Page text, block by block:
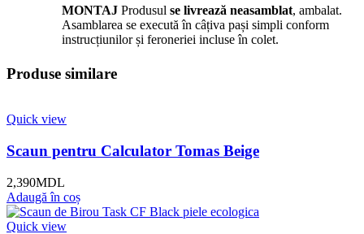
MONTAJ Produsul se livrează neasamblat, ambalat.
Asamblarea se execută în câțiva pași simpli conform
instrucțiunilor și feroneriei incluse în colet.
Produse similare
Quick view
Scaun pentru Calculator Tomas Beige
2,390MDL
Adaugă în coș
Quick view